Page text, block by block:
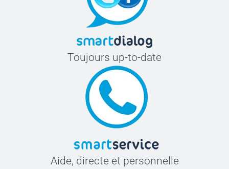
Toujours up-to-date
Aide, directe et personnelle